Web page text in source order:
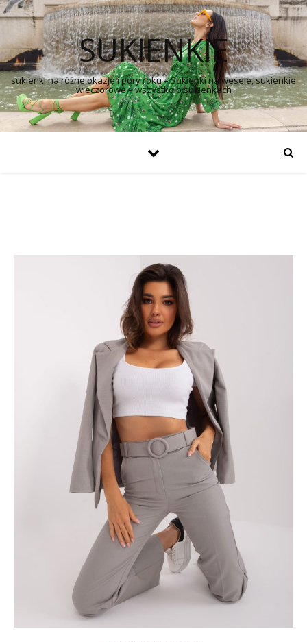
SUKIENKIE
sukienki na różne okazje i pory roku – Sukienki na wesele, sukienkie
wieczorowe – wszystko o sukienkach